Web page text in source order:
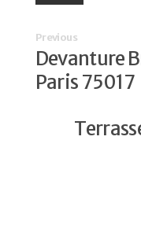
Previous
Devanture
Paris 75017